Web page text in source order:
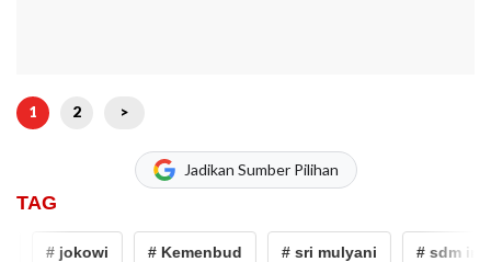
1 2 >
Jadikan Sumber Pilihan
TAG
# jokowi # Kemenbud # sri mulyani # sdm